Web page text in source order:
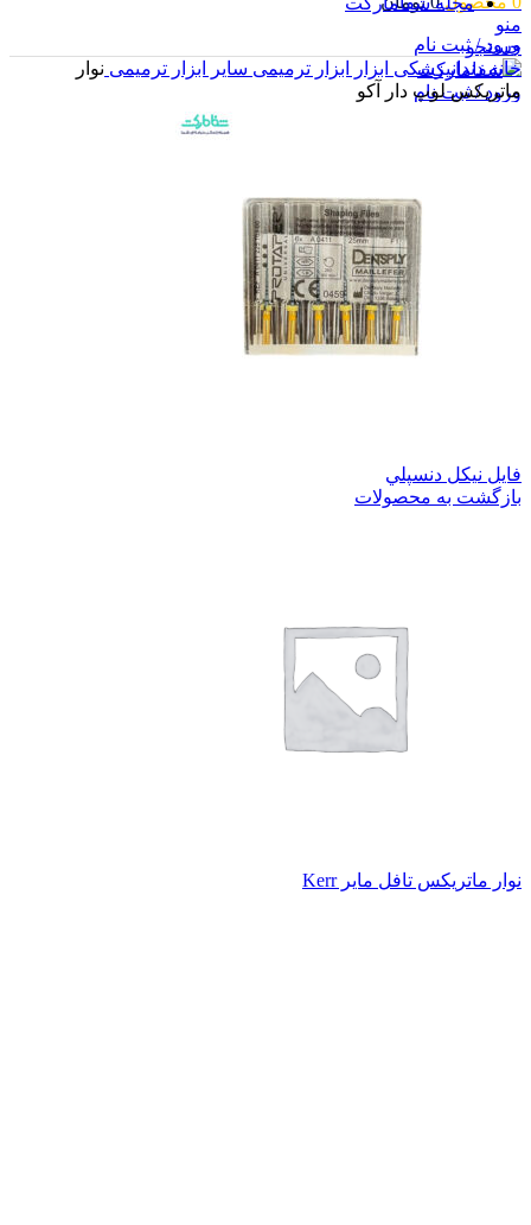
منو
جستجو
ورود / ثبت نام
ورود / ثبت نام
خانهدندانپزشکی ابزار ابزار ترمیمی سایر ابزار ترمیمی نوار
ماتریکس لوپ دار آکو
فايل نيکل دنسپلي
بازگشت به محصولات
نوار ماتريکس تافل ماير Kerr